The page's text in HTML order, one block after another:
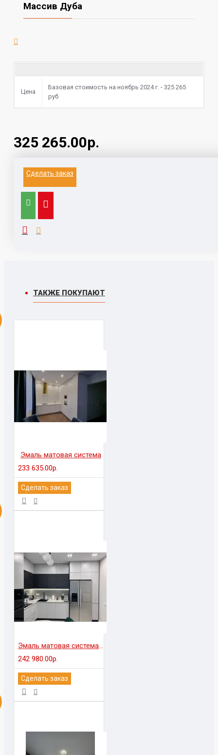
Массив Дуба
Цена
Базовая стоимость на ноябрь 2024 г. - 325 265
руб
325 265.00р.
Сделать заказ
Информация на данном сайте не является
Выезд к заказчику для замера и расчета, с
ТАКЖЕ ПОКУПАЮТ
Эмаль матовая система
233 635.00р.
Сделать заказ
Эмаль матовая система / EGGER Синкрон
242 980.00р.
Сделать заказ